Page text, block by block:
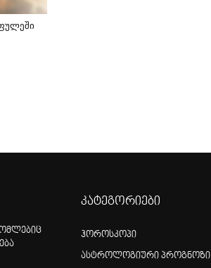
კატეგორიები
ჰოროსკოპი
ასტროლოგიური პროგნოზი